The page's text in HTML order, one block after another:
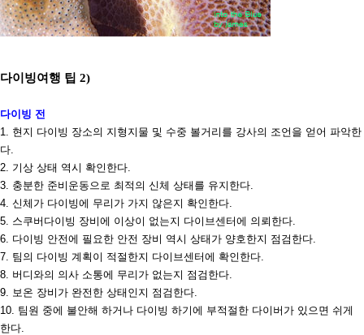
다이빙여행 팁 2)
다이빙 전
1. 현지 다이빙 장소의 지형지물 및 수중 볼거리를 강사의 조언을 얻어 파악한
다.
2. 기상 상태 역시 확인한다.
3. 충분한 준비운동으로 최적의 신체 상태를 유지한다.
4. 신체가 다이빙에 무리가 가지 않은지 확인한다.
5. 스쿠버다이빙 장비에 이상이 없는지 다이브센터에 의뢰한다.
6. 다이빙 안전에 필요한 안전 장비 역시 상태가 양호한지 점검한다.
7. 팀의 다이빙 계획이 적절한지 다이브센터에 확인한다.
8. 버디와의 의사 소통에 무리가 없는지 점검한다.
9. 보온 장비가 완전한 상태인지 점검한다.
10. 팀원 중에 불안해 하거나 다이빙 하기에 부적절한 다이버가 있으면 쉬게
한다.